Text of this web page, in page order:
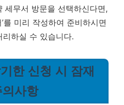
세무서 방문을 선택하신다면,
를 미리 작성하여 준비하시면
하실 수 있습니다.
한 신청 시 잠재
사항